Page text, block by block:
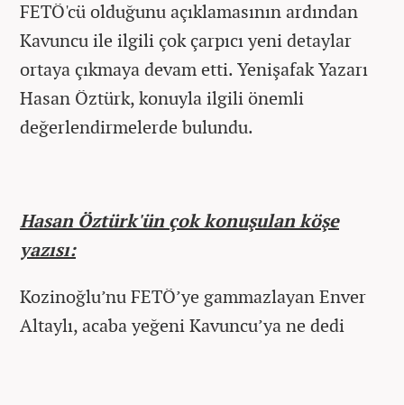
FETÖ'cü olduğunu açıklamasının ardından
Kavuncu ile ilgili çok çarpıcı yeni detaylar
ortaya çıkmaya devam etti. Yenişafak Yazarı
Hasan Öztürk, konuyla ilgili önemli
değerlendirmelerde bulundu.
Hasan Öztürk'ün çok konuşulan köşe
yazısı:
Kozinoğlu’nu FETÖ’ye gammazlayan Enver
Altaylı, acaba yeğeni Kavuncu’ya ne dedi